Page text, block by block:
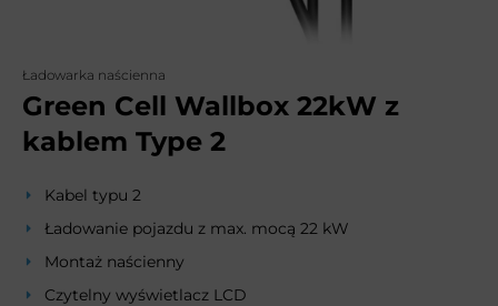
Ładowarka naścienna
Green Cell Wallbox 22kW z
kablem Type 2
Kabel typu 2
Ładowanie pojazdu z max. mocą 22 kW
Montaż naścienny
Czytelny wyświetlacz LCD